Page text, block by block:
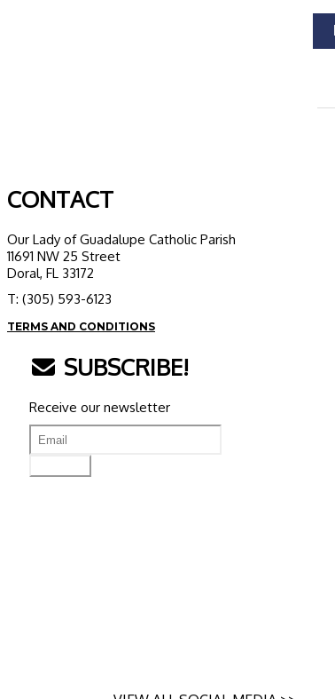
CONTACT
Our Lady of Guadalupe Catholic Parish
11691 NW 25 Street
Doral, FL 33172
T: (305) 593-6123
TERMS AND CONDITIONS
SUBSCRIBE!
Receive our newsletter